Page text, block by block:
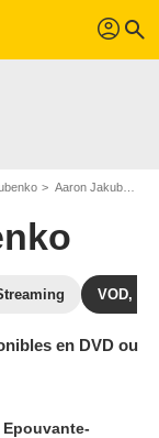
profil search
Aaron Jakubenko : ses Blu-Ray, DVD, VOD, SVOD
VOD,
en DVD ou
Epouvante-